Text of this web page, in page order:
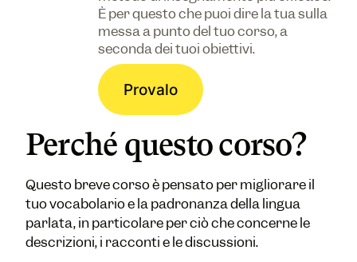
È per questo che puoi dire la tua sulla
messa a punto del tuo corso, a
seconda dei tuoi obiettivi.
Provalo
Perché questo corso?
Questo breve corso è pensato per migliorare il
tuo vocabolario e la padronanza della lingua
parlata, in particolare per ciò che concerne le
descrizioni, i racconti e le discussioni.